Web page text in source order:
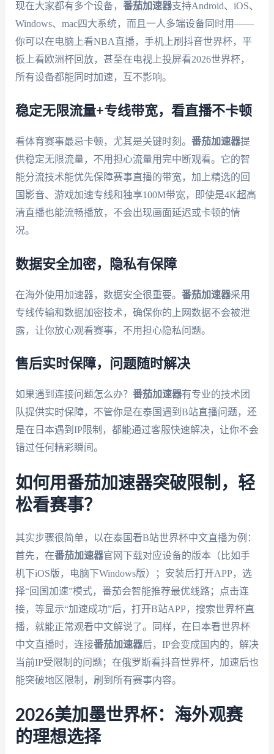
现在大家都有多个设备， 番茄加速器支持Android、iOS、
Windows、mac四大系统，而且一人多端设备同时用——
你可以在电脑上看NBA直播，手机上刷抖音世界杯，平
板上看欧洲杯回放，甚至在电视上投屏看2026世界杯，
所有设备都能同时加速，互不影响。
稳定无限流量+专线带宽，看直播不卡顿
看体育赛事最忌卡顿，尤其是关键时刻。 番茄加速器提
供稳定无限流量，不用担心流量用完中断观看。它的智
能分流技术能优先保障赛事直播的带宽，加上精选的回
国影音、游戏加速专线和独享100M带宽，即使是4K超高
清直播也能流畅播放，不会出现画面延迟或卡顿的情
况。
数据安全加密，隐私有保障
在海外使用加速器，数据安全很重要。 番茄加速器采用
专线传输和数据加密技术，确保你的上网数据不会被泄
露，让你放心观看赛事，不用担心隐私问题。
售后实时保障，问题随时解决
如果遇到连接问题怎么办？ 番茄加速器有专业的技术团
队提供实时保障，不管你是在泰国遇到B站直播问题，还
是在日本遇到IP限制，都能通过客服快速解决，让你不会
错过任何精彩瞬间。
如何用番茄加速器突破限制，轻
松看赛事？
其实步骤很简单，以在泰国看B站世界杯中文直播为例：
首先，在番茄加速器官网下载对应设备的版本（比如手
机下iOS版，电脑下Windows版）；安装后打开APP，选
择“回国加速”模式，番茄会智能推荐最优线路；点击连
接，等显示“加速成功”后，打开B站APP，搜索世界杯直
播，就能正常观看中文解说了。同样，在日本看世界杯
中文直播时，连接番茄加速器后，IP会变成国内的，解决
当前IP受限制的问题；在俄罗斯看抖音世界杯，加速后也
能突破地区限制，刷到所有赛事内容。
2026美加墨世界杯：海外观赛
的理想选择